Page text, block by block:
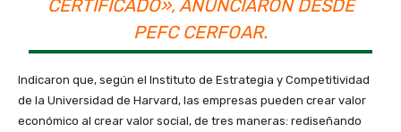
CERTIFICADO», ANUNCIARON DESDE
PEFC CERFOAR.
Indicaron que, según el Instituto de Estrategia y Competitividad
de la Universidad de Harvard, las empresas pueden crear valor
económico al crear valor social, de tres maneras: rediseñando